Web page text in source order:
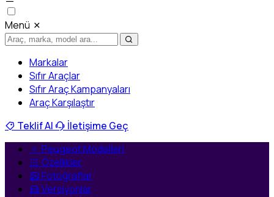
Menü
Markalar
Sıfır Araçlar
Sıfır Araç Kampanyaları
Araç Karşılaştır
Teklif Al
İletişime Geç
Peugeot Modelleri
Özellikler
Fotoğraflar
Versiyonlar